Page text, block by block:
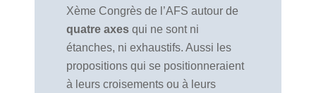
Xème Congrès de l’AFS autour de
quatre axes qui ne sont ni
étanches, ni exhaustifs. Aussi les
propositions qui se positionneraient
à leurs croisements ou à leurs